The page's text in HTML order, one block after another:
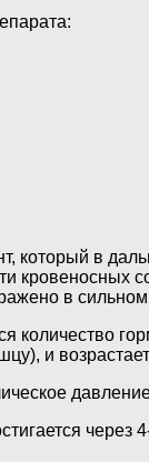
который в
кровеносных
в
количество
и
через